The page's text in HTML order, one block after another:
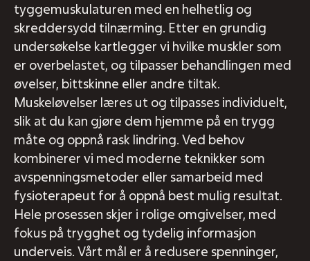
tyggemuskulaturen med en helhetlig og
skreddersydd tilnærming. Etter en grundig
undersøkelse kartlegger vi hvilke muskler som
er overbelastet, og tilpasser behandlingen med
øvelser, bittskinne eller andre tiltak.
Muskeløvelser læres ut og tilpasses individuelt,
slik at du kan gjøre dem hjemme på en trygg
måte og oppnå rask lindring. Ved behov
kombinerer vi med moderne teknikker som
avspenningsmetoder eller samarbeid med
fysioterapeut for å oppnå best mulig resultat.
Hele prosessen skjer i rolige omgivelser, med
fokus på trygghet og tydelig informasjon
underveis. Vårt mål er å redusere spenninger,